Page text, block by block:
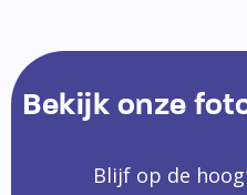
Bekijk onze
Blijf op de